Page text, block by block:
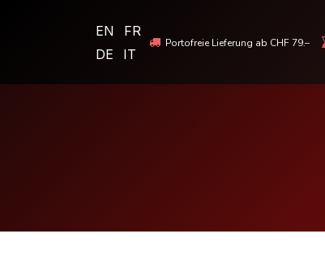
EN
FR
DE
IT
Portofreie Lieferung ab CHF 79.–